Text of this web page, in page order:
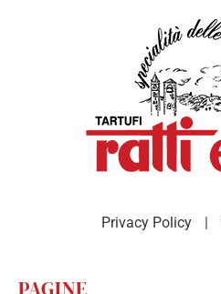
Privacy Policy |